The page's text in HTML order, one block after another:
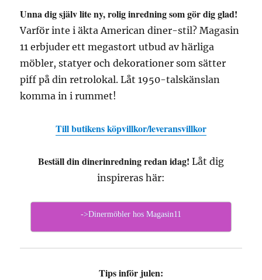
Unna dig själv lite ny, rolig inredning som gör dig glad!
Varför inte i äkta American diner-stil? Magasin
11 erbjuder ett megastort utbud av härliga
möbler, statyer och dekorationer som sätter
piff på din retrolokal. Låt 1950-talskänslan
komma in i rummet!
Till butikens köpvillkor/leveransvillkor
Beställ din dinerinredning redan idag! Låt dig
inspireras här:
->Dinermöbler hos Magasin11
Tips inför julen: